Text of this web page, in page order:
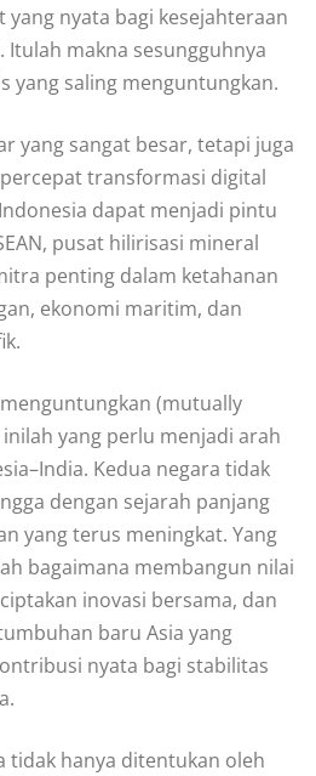
nyata bagi kesejahteraan
Itulah makna sesungguhnya
yang saling menguntungkan.
yang sangat besar, tetapi juga
transformasi digital
dapat menjadi pintu
pusat hilirisasi mineral
penting dalam ketahanan
ekonomi maritim, dan
(mutually
yang perlu menjadi arah
Kedua negara tidak
dengan sejarah panjang
yang terus meningkat. Yang
bagaimana membangun nilai
inovasi bersama, dan
baru Asia yang
nyata bagi stabilitas
tidak hanya ditentukan oleh